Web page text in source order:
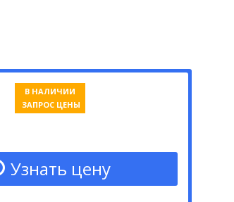
В НАЛИЧИИ
ЗАПРОС ЦЕНЫ
Узнать цену